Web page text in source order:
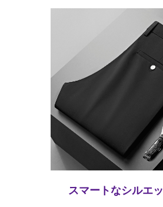
スマートなシルエ